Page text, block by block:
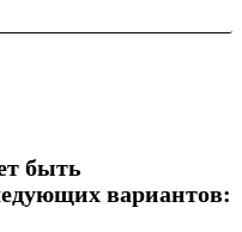
быть
вариантов: